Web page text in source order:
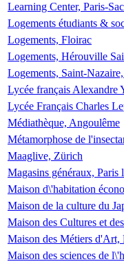
Learning Center, Paris-
Logements étudiants &
Logements, Floirac
Logements, Hérouville
Logements, Saint-
Lycée français Alexandre
Lycée Français Charles
Médiathèque, Angoulême
Métamorphose de
Maaglive, Zürich
Magasins généraux, Paris
Maison d\'habitation
Maison de la culture du
Maison des Cultures et
Maison des Métiers
Maison des sciences de